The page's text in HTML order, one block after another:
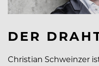
DER
Christian Schweinzer